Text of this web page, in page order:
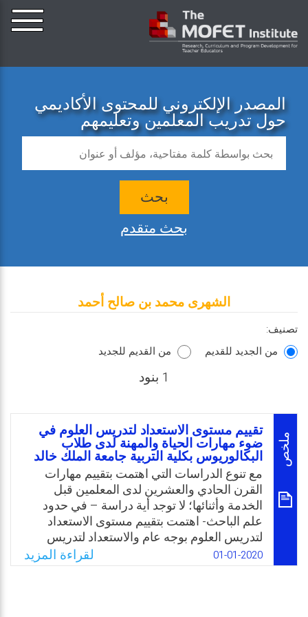
المصدر الإلكتروني للمحتوى الأكاديمي
حول تدريب المعلمين وتعليمهم
بحث
بحث متقدم
الشهرى محمد بن صالح أحمد
تصنيف:
من الجديد للقديم
من القديم للجديد
1 بنود
ملخص
تقييم مستوى الاستعداد لتدريس العلوم في
ضوء مهارات الحياة والمهنة لدى طلاب
البكالوريوس بكلية التربية جامعة الملك خالد
مع تنوع الدراسات التي اهتمت بتقييم مهارات
القرن الحادي والعشرين لدى المعلمين قبل
الخدمة وأثنائها؛ لا توجد أية دراسة – في حدود
علم الباحث- اهتمت بتقييم مستوى الاستعداد
لتدريس العلوم بوجه عام والاستعداد لتدريس
العلوم في ضوء مهارات الحياة والمهنة على وجه
الخصوص لدى طلاب كليات التربية في العالم
01-01-2020 لقراءة المزيد